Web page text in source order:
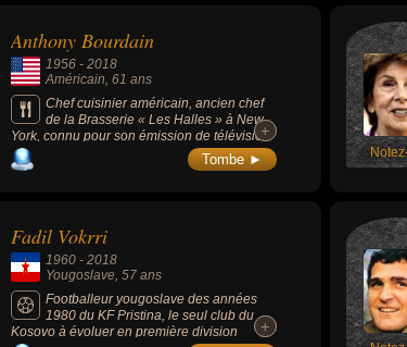
Anthony Bourdain
1956 - 2018
Américain, 61 ans
Chef cuisinier américain, ancien chef
de la Brasserie « Les Halles » à New
York, connu pour son émission de télévision
culinaire "Parts Unknown", diffusée sur CNN,
qui mettait à l'honneur la gastronomie des
+
+
Tombe ►
Fadil Vokrri
1960 - 2018
Yougoslave, 57 ans
Footballeur yougoslave des années
1980 du KF Pristina, le seul club du
Kosovo à évoluer en première division
+
+